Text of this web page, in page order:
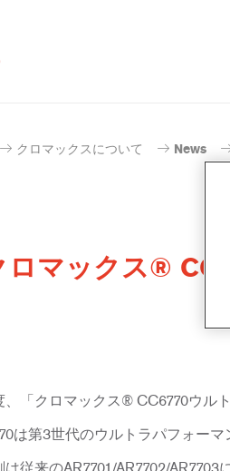
クロマックスについて News
ロマックス®
、「クロマックス® CC6770ウル
は第3世代のウルトラパフォー